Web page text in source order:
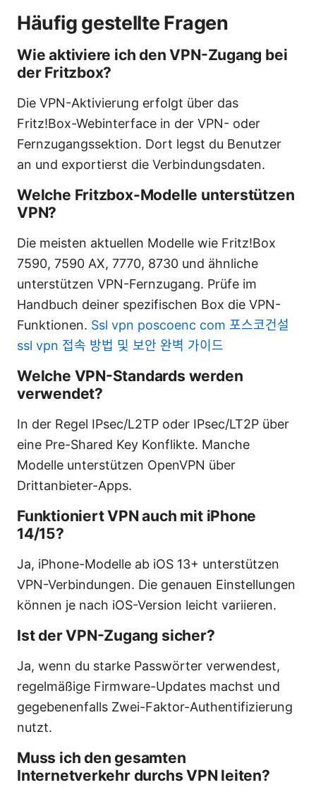
Häufig gestellte Fragen
Wie aktiviere ich den VPN-Zugang bei
der Fritzbox?
Die VPN-Aktivierung erfolgt über das
Fritz!Box-Webinterface in der VPN- oder
Fernzugangssektion. Dort legst du Benutzer
an und exportierst die Verbindungsdaten.
Welche Fritzbox-Modelle unterstützen
VPN?
Die meisten aktuellen Modelle wie Fritz!Box
7590, 7590 AX, 7770, 8730 und ähnliche
unterstützen VPN-Fernzugang. Prüfe im
Handbuch deiner spezifischen Box die VPN-
Funktionen. Ssl vpn poscoenc com 포스코건설
ssl vpn 접속 방법 및 보안 완벽 가이드
Welche VPN-Standards werden
verwendet?
In der Regel IPsec/L2TP oder IPsec/LT2P über
eine Pre-Shared Key Konflikte. Manche
Modelle unterstützen OpenVPN über
Drittanbieter-Apps.
Funktioniert VPN auch mit iPhone
14/15?
Ja, iPhone-Modelle ab iOS 13+ unterstützen
VPN-Verbindungen. Die genauen Einstellungen
können je nach iOS-Version leicht variieren.
Ist der VPN-Zugang sicher?
Ja, wenn du starke Passwörter verwendest,
regelmäßige Firmware-Updates machst und
gegebenenfalls Zwei-Faktor-Authentifizierung
nutzt.
Muss ich den gesamten
Internetverkehr durchs VPN leiten?